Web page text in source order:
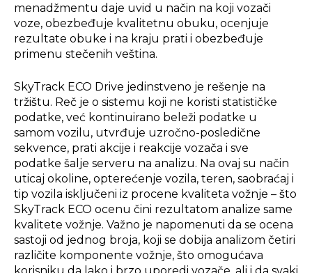
menadžmentu daje uvid u način na koji vozači
voze, obezbeđuje kvalitetnu obuku, ocenjuje
rezultate obuke i na kraju prati i obezbeđuje
primenu stečenih veština.
SkyTrack ECO Drive jedinstveno je rešenje na
tržištu. Reč je o sistemu koji ne koristi statističke
podatke, već kontinuirano beleži podatke u
samom vozilu, utvrđuje uzročno-posledične
sekvence, prati akcije i reakcije vozača i sve
podatke šalje serveru na analizu. Na ovaj su način
uticaj okoline, opterećenje vozila, teren, saobraćaj i
tip vozila isključeni iz procene kvaliteta vožnje – što
SkyTrack ECO ocenu čini rezultatom analize same
kvalitete vožnje. Važno je napomenuti da se ocena
sastoji od jednog broja, koji se dobija analizom četiri
različite komponente vožnje, što omogućava
korisniku da lako i brzo uporedi vozače, ali i da svaki